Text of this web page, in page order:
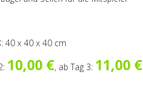
40 x 40 x 40 cm
10,00 €, ab Tag 3: 11,00 €